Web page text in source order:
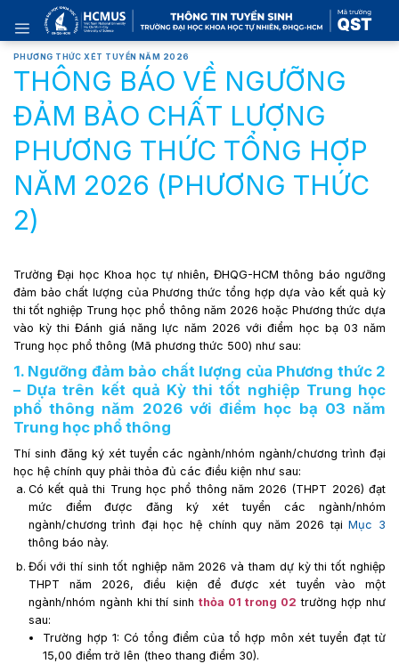
content
PHƯƠNG THỨC XÉT TUYỂN NĂM 2026
THÔNG BÁO VỀ NGƯỠNG
ĐẢM BẢO CHẤT LƯỢNG
PHƯƠNG THỨC TỔNG HỢP
NĂM 2026 (PHƯƠNG THỨC
2)
Trường Đại học Khoa học tự nhiên, ĐHQG-HCM thông báo ngưỡng
đảm bảo chất lượng của Phương thức tổng hợp dựa vào kết quả kỳ
thi tốt nghiệp Trung học phổ thông năm 2026 hoặc Phương thức dựa
vào kỳ thi Đánh giá năng lực năm 2026 với điểm học bạ 03 năm
Trung học phổ thông (Mã phương thức 500) như sau:
1. Ngưỡng đảm bảo chất lượng của Phương thức 2
– Dựa trên kết quả Kỳ thi tốt nghiệp Trung học
phổ thông năm 2026 với điểm học bạ 03 năm
Trung học phổ thông
Thí sinh đăng ký xét tuyển các ngành/nhóm ngành/chương trình đại
học hệ chính quy phải thỏa đủ các điều kiện như sau:
Có kết quả thi Trung học phổ thông năm 2026 (THPT 2026) đạt
mức điểm được đăng ký xét tuyển các ngành/nhóm
ngành/chương trình đại học hệ chính quy năm 2026 tạiMục 3
thông báo này.
Đối với thí sinh tốt nghiệp năm 2026 và tham dự kỳ thi tốt nghiệp
THPT năm 2026, điều kiện để được xét tuyển vào một
ngành/nhóm ngành khi thí sinhthỏa 01 trong 02 trường hợp như
sau:
Trường hợp 1: Có tổng điểm của tổ hợp môn xét tuyển đạt từ
15,00 điểm trở lên (theo thang điểm 30).